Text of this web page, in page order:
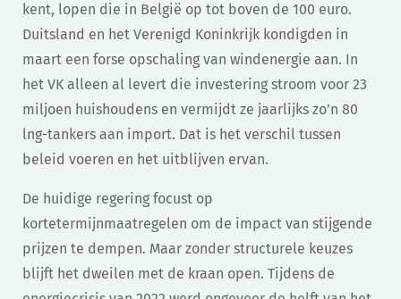
kent, lopen die in België op tot boven de 100 euro.
Duitsland en het Verenigd Koninkrijk kondigden in
maart een forse opschaling van windenergie aan. In
het VK alleen al levert die investering stroom voor 23
miljoen huishoudens en vermijdt ze jaarlijks zo’n 80
lng-tankers aan import. Dat is het verschil tussen
beleid voeren en het uitblijven ervan.
De huidige regering focust op
kortetermijnmaatregelen om de impact van stijgende
prijzen te dempen. Maar zonder structurele keuzes
blijft het dweilen met de kraan open. Tijdens de